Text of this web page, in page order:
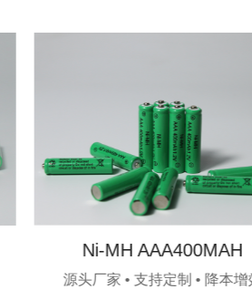
Ni-MH AAA400MAH
源头厂家 • 支持定制 • 降本增效